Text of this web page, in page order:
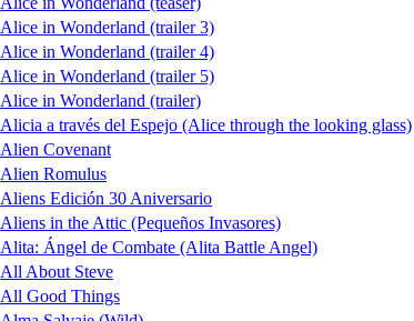
Alice in Wonderland (trailer 3)
Alice in Wonderland (trailer 4)
Alice in Wonderland (trailer 5)
Alice in Wonderland (trailer)
Alicia a través del Espejo (Alice through the looking glass)
Alien Covenant
Alien Romulus
Aliens Edición 30 Aniversario
Aliens in the Attic (Pequeños Invasores)
Alita: Ángel de Combate (Alita Battle Angel)
All About Steve
All Good Things